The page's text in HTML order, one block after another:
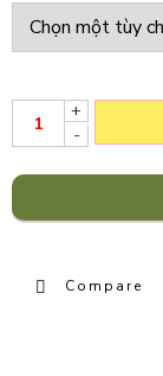
+
-
Compare